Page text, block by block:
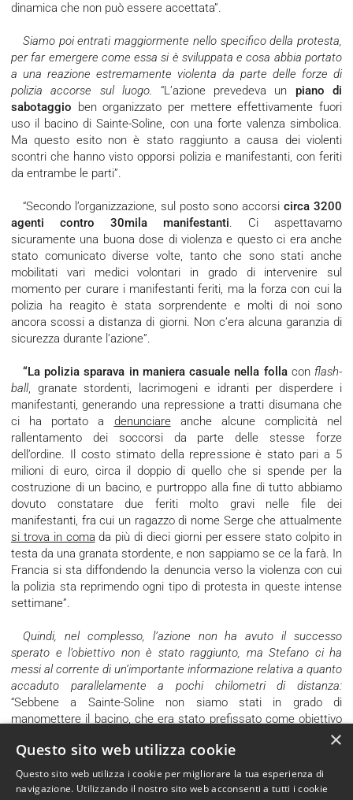
dinamica che non può essere accettata”.
Siamo poi entrati maggiormente nello specifico della protesta,
per far emergere come essa si è sviluppata e cosa abbia portato
a una reazione estremamente violenta da parte delle forze di
polizia accorse sul luogo. “L’azione prevedeva un piano di
sabotaggio ben organizzato per mettere effettivamente fuori
uso il bacino di Sainte-Soline, con una forte valenza simbolica.
Ma questo esito non è stato raggiunto a causa dei violenti
scontri che hanno visto opporsi polizia e manifestanti, con feriti
da entrambe le parti”.
“Secondo l’organizzazione, sul posto sono accorsi circa 3200
agenti contro 30mila manifestanti. Ci aspettavamo
sicuramente una buona dose di violenza e questo ci era anche
stato comunicato diverse volte, tanto che sono stati anche
mobilitati vari medici volontari in grado di intervenire sul
momento per curare i manifestanti feriti, ma la forza con cui la
polizia ha reagito è stata sorprendente e molti di noi sono
ancora scossi a distanza di giorni. Non c’era alcuna garanzia di
sicurezza durante l’azione”.
“La polizia sparava in maniera casuale nella follacon flash-
ball, granate stordenti, lacrimogeni e idranti per disperdere i
manifestanti, generando una repressione a tratti disumana che
ci ha portato a denunciareanche alcune complicità nel
rallentamento dei soccorsi da parte delle stesse forze
dell’ordine. Il costo stimato della repressione è stato pari a 5
milioni di euro, circa il doppio di quello che si spende per la
costruzione di un bacino, e purtroppo alla fine di tutto abbiamo
dovuto constatare due feriti molto gravi nelle file dei
manifestanti, fra cui un ragazzo di nome Serge che attualmente
si trova in coma da più di dieci giorni per essere stato colpito in
testa da una granata stordente, e non sappiamo se ce la farà. In
Francia si sta diffondendo la denuncia verso la violenza con cui
la polizia sta reprimendo ogni tipo di protesta in queste intense
settimane”.
Quindi, nel complesso, l’azione non ha avuto il successo
sperato e l’obiettivo non è stato raggiunto, ma Stefano ci ha
messi al corrente di un’importante informazione relativa a quanto
accaduto parallelamente a pochi chilometri di distanza:
“Sebbene a Sainte-Soline non siamo stati in grado di
manomettere il bacino, che era stato prefissato come obiettivo
dell’azione, possiamo comunque parlare di un’azione di
successo e questo ci conforta particolarmente. Infatti, l’azione
organizzata e partecipata da così tante persone ha funzionato
dadiversivo, concentrando tutta l’attenzione degli agenti sul
×
Questo sito web utilizza cookie
Questo sito web utilizza i cookie per migliorare la tua esperienza di
navigazione. Utilizzando il nostro sito web acconsenti a tutti i cookie